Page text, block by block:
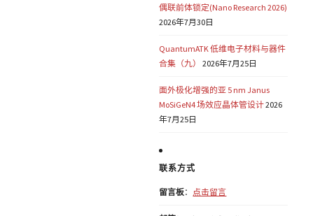
偶联前体锁定(Nano Research 2026)
2026年7月30日
QuantumATK 低维电子材料与器件
合集（九）
2026年7月25日
面外极化增强的亚 5 nm Janus
MoSiGeN4 场效应晶体管设计2026
年7月25日
联系方式
留言板： 点击留言